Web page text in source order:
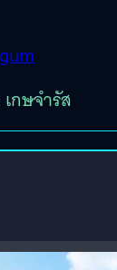
กษจำรัส